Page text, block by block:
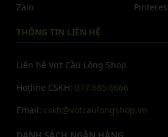
Zalo
THÔNG TIN LIÊN HỆ
Liên hệ Vợt Cầu Lông Shop
Hotline CSKH: 077.685.6666
Email: cskh@votcaulongshop.vn